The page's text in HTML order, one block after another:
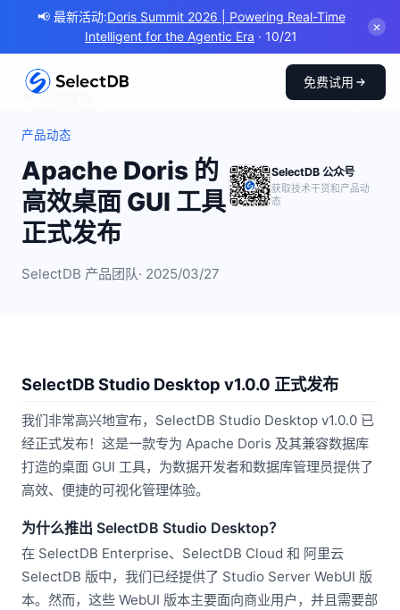
📢 最新活动:Doris Summit 2026 | Powering Real-Time
Intelligent for the Agentic Era · 10/21
✕
免费试用
← 返回博客
产品动态
Apache Doris 的
高效桌面 GUI 工具
正式发布
SelectDB 产品团队· 2025/03/27
SelectDB 公众号
获取技术干货和产品动
态
SelectDB Studio Desktop v1.0.0 正式发布
我们非常高兴地宣布，SelectDB Studio Desktop v1.0.0 已
经正式发布！这是一款专为 Apache Doris 及其兼容数据库
打造的桌面 GUI 工具，为数据开发者和数据库管理员提供了
高效、便捷的可视化管理体验。
为什么推出 SelectDB Studio Desktop？
在 SelectDB Enterprise、SelectDB Cloud 和 阿里云
SelectDB 版中，我们已经提供了 Studio Server WebUI 版
本。然而，这些 WebUI 版本主要面向商业用户，并且需要部